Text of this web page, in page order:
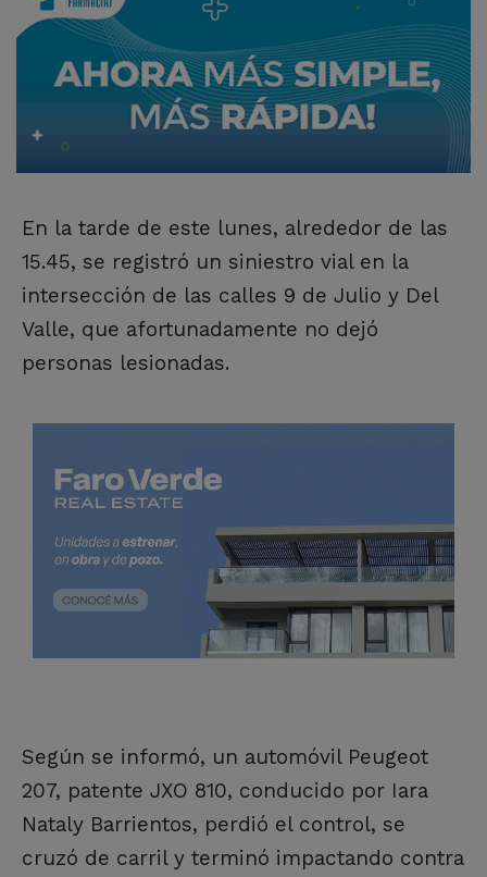
En la tarde de este lunes, alrededor de las
15.45, se registró un siniestro vial en la
intersección de las calles 9 de Julio y Del
Valle, que afortunadamente no dejó
personas lesionadas.
Según se informó, un automóvil Peugeot
207, patente JXO 810, conducido por Iara
Nataly Barrientos, perdió el control, se
cruzó de carril y terminó impactando contra